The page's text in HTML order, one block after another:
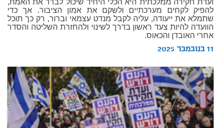
ועדת חקירה ממלכתית היא הכלי היחיד שיכול לברר את האמת,
להפיק לקחים מערכתיים ולשקם את אמון הציבור. אך כדי
שתמלא את ייעודה, עליה לקבל מנדט עצמאי וברור, רק כך תוכל
הוועדה להיות צעד ראשון בדרך לשינוי ולהחזרת השליטה והסדר
אחרי האובדן והכאוס.
11 בנובמבר 2025